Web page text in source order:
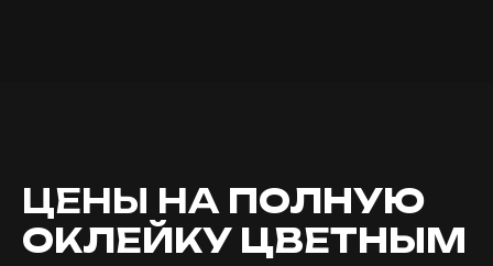
ЦЕНЫ НА ПОЛНУЮ
ОКЛЕЙКУ ЦВЕТНЫМ